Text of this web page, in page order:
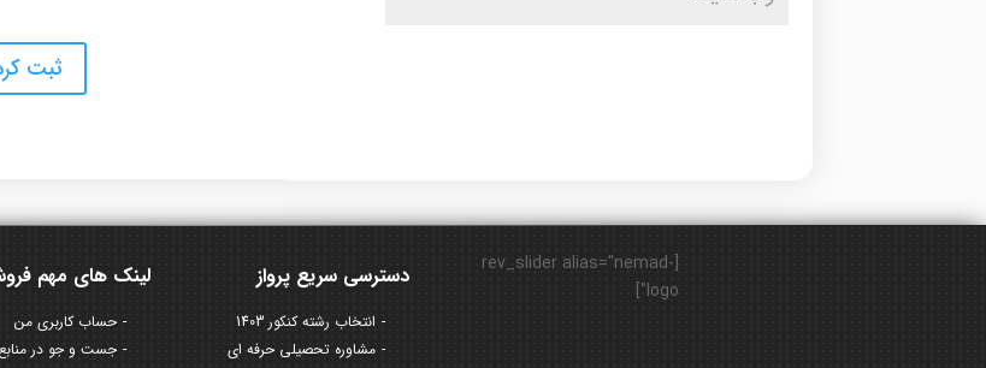
لینک های مهم
حساب کاربری من
جست و جو در
دسترسی سریع پرواز
انتخاب رشته کنکور 1403
مشاوره تحصیلی حرفه ای
[rev_slider alias="nemad-
logo"]